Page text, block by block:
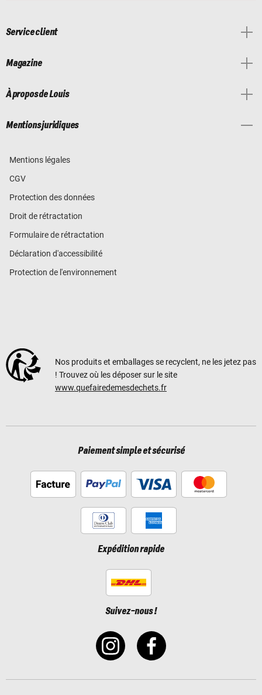
Service client
Magazine
À propos de Louis
Mentions juridiques
Mentions légales
CGV
Protection des données
Droit de rétractation
Formulaire de rétractation
Déclaration d'accessibilité
Protection de l'environnement
Nos produits et emballages se recyclent, ne les jetez pas
! Trouvez où les déposer sur le site
www.quefairedemesdechets.fr
Paiement simple et sécurisé
Expédition rapide
Suivez-nous !